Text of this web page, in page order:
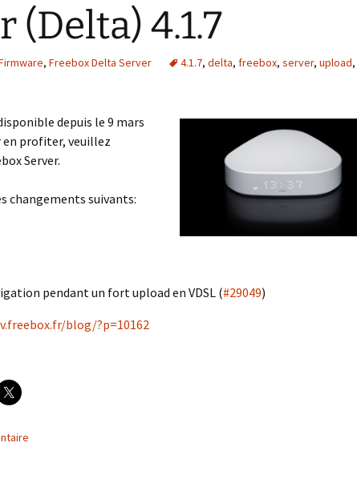
(Delta) 4.1.7
, Freebox Delta Server 4.1.7, delta, freebox, server, upload,
depuis le 9 mars
en profiter, veuillez
Server.
changements suivants:
pendant un fort upload en VDSL (#29049)
blog/?p=10162